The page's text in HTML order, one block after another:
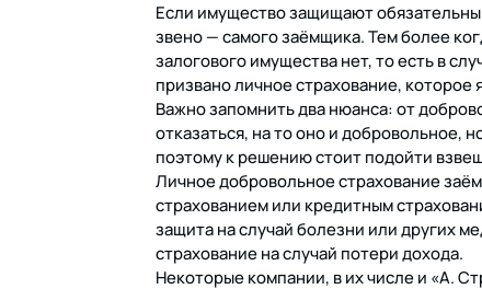
Если имущество защищают
звено — самого заёмщика. Тем более
залогового имущества нет, то есть в
призвано личное страхование, которое
Важно запомнить два нюанса: от
отказаться, на то оно и добровольное,
поэтому к решению стоит подойти
Личное добровольное страхование
страхованием или кредитным
защита на случай болезни или других
страхование на случай потери дохода.
Некоторые компании, в их числе и «А.